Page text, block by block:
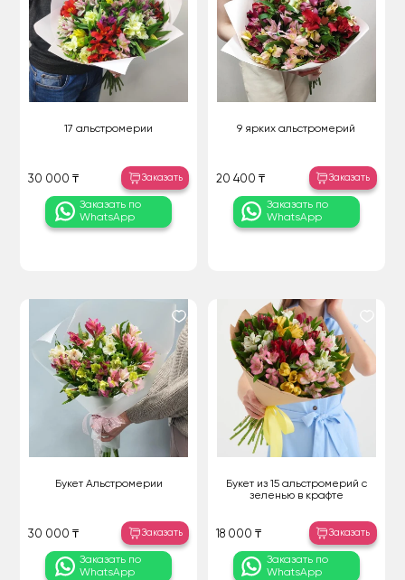
17 альстромерии
30 000 ₸ Заказать
Заказать по
WhatsApp
9 ярких альстромерий
20 400 ₸ Заказать
Заказать по
WhatsApp
Букет Альстромерии
30 000 ₸ Заказать
Заказать по
WhatsApp
Букет из 15 альстромерий с
зеленью в крафте
18 000 ₸ Заказать
Заказать по
WhatsApp